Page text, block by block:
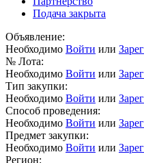
Подача закрыта
Объявление:
Необходимо Войти или
№ Лота:
Необходимо Войти или
Тип закупки:
Необходимо Войти или
Способ проведения:
Необходимо Войти или
Предмет закупки:
Необходимо Войти или
Регион: